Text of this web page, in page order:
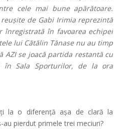
cele mai bune apărătoare.
de Gabi Irimia reprezintă
înregistrată în favoarea echipei
lui Cătălin Tănase nu au timp
AZI se joacă partida restantă cu
în Sala Sporturilor, de la ora
la o diferență așa de clară la
pierdut primele trei meciuri?